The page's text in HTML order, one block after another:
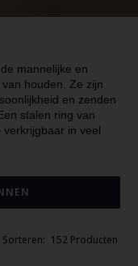
mannelijke en
houden. Ze zijn
en zenden
stalen ring van
in veel
152 Producten